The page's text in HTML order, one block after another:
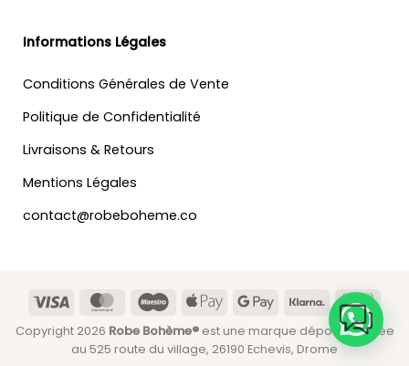
Informations Légales
Conditions Générales de Vente
Politique de Confidentialité
Livraisons & Retours
Mentions Légales
contact@robeboheme.co
Visa MasterCardMaestroApple
Google Klarna
Copyright 2026 Robe Bohème®est une marque déposée située
au 525 route du village, 26190 Echevis, Drome